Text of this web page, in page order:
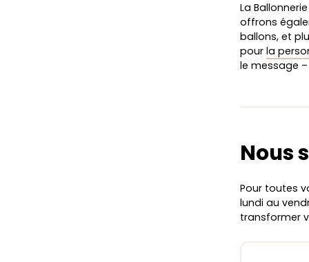
La
offrons
ballons, et
pour la
le message
Nous
Pour toutes
lundi au
transformer